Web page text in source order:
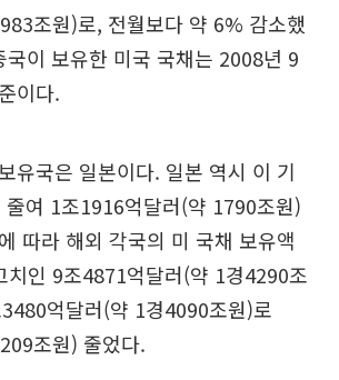
조원)로, 전월보다 약 6% 감소했
이 보유한 미국 국채는 2008년 9
이다.
유국은 일본이다. 일본 역시 이 기
여 1조1916억달러(약 1790조원)
따라 해외 각국의 미 국채 보유액
치인 9조4871억달러(약 1경4290조
억달러(약 1경4090조원)로
조원) 줄었다.